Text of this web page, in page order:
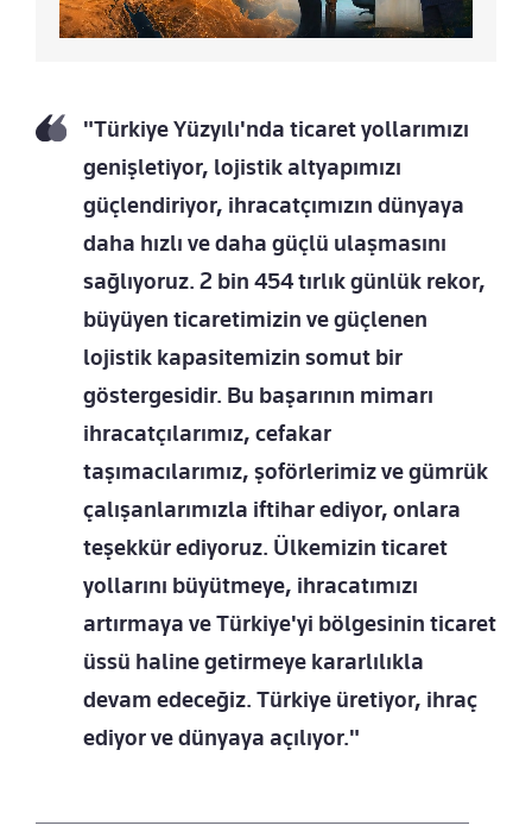
"Türkiye Yüzyılı'nda ticaret yollarımızı
genişletiyor, lojistik altyapımızı
güçlendiriyor, ihracatçımızın dünyaya
daha hızlı ve daha güçlü ulaşmasını
sağlıyoruz. 2 bin 454 tırlık günlük rekor,
büyüyen ticaretimizin ve güçlenen
lojistik kapasitemizin somut bir
göstergesidir. Bu başarının mimarı
ihracatçılarımız, cefakar
taşımacılarımız, şoförlerimiz ve gümrük
çalışanlarımızla iftihar ediyor, onlara
teşekkür ediyoruz. Ülkemizin ticaret
yollarını büyütmeye, ihracatımızı
artırmaya ve Türkiye'yi bölgesinin ticaret
üssü haline getirmeye kararlılıkla
devam edeceğiz. Türkiye üretiyor, ihraç
ediyor ve dünyaya açılıyor."